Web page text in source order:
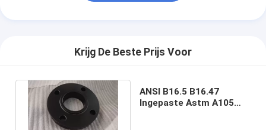
Krijg De Beste Prijs Voor
ANSI B16.5 B16.47
Ingepaste Astm A105